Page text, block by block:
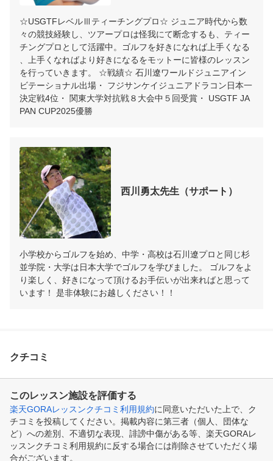
☆USGTFレベルⅢティーチングプロ☆ ジュニア時代から数
々の競技経験し、ツアープロは怪我にて断念するも、ティー
チングプロとして活躍中。ゴルフを好きになれば上手くなる
、上手くなればより好きになるをモットーに皆様のレッスン
を行っていきます。 ☆戦績☆ 石川遼ワールドジュニアイン
ビテーショナル出場・ フジサンケイジュニアドラコン日本一
決定戦4位・ 関東大学対抗戦８大会中５回受賞・ USGTF JA
PAN CUP2025優勝
西川勇太先生（サポート）
小学校からゴルフを始め、中学・高校は石川遼プロと同じ杉
並学院・大学は日本大学でゴルフを学びました。 ゴルフをよ
り楽しく、好きになって頂けるお手伝いが出来ればと思って
います！ 是非体験にお越しください！！
クチコミ
このレッスン施設を評価する
楽天GORAレッスンクチコミ利用規約に同意いただいた上で、ク
チコミを投稿してください。掲載内容に第三者（個人、団体な
ど）への差別、不適切な表現、誹謗中傷がある等、楽天GORAレ
ッスンクチコミ利用規約に反する場合には削除させていただく場
合がございます。